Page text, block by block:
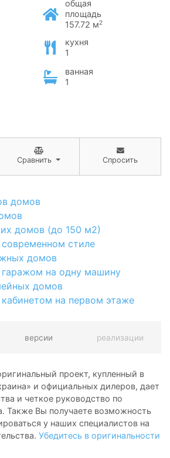
общая
площадь
157.72 м2
кухня
1
ванная
1
Сравнить Спросить
домов
домов (до 150 м2)
стиле
домов
на одну машину
домов
на первом этаже
версии реализации
проект, купленный в
и официальных дилеров, дает
и четкое руководство по
Также Вы получаете возможность
у наших специалистов на
Убедитесь в оригинальности